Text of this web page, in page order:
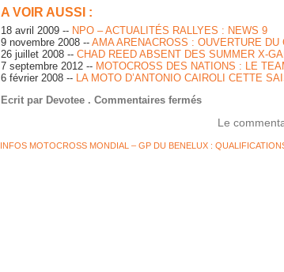
A VOIR AUSSI :
18 avril 2009 -- NPO – ACTUALITÉS RALLYES : NEWS 9
9 novembre 2008 -- AMA ARENACROSS : OUVERTURE DU
26 juillet 2008 -- CHAD REED ABSENT DES SUMMER X-
7 septembre 2012 -- MOTOCROSS DES NATIONS : LE
6 février 2008 -- LA MOTO D’ANTONIO CAIROLI CETTE
Ecrit par Devotee . Commentaires ferméssur
PRUMM
Le
INFOS MOTOCROSS MONDIAL – GP DU BENELUX :